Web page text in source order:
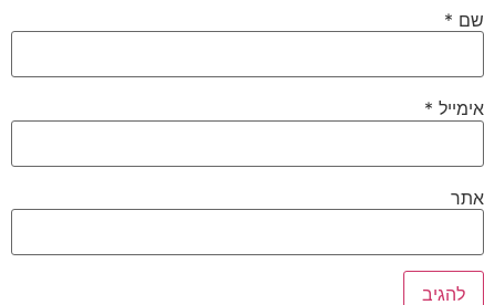
שם *
אימייל *
אתר